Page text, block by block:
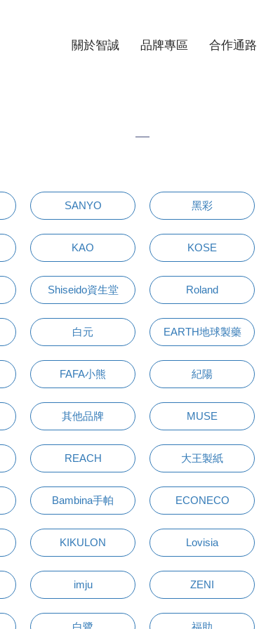
關於智誠 品牌專區 合作通路
SANYO 黑彩
KAO KOSE
Shiseido資生堂 Roland
白元 EARTH地球製藥
FAFA小熊 紀陽
其他品牌 MUSE
REACH 大王製紙
Bambina手帕 ECONECO
KIKULON Lovisia
imju ZENI
白鷺 福助